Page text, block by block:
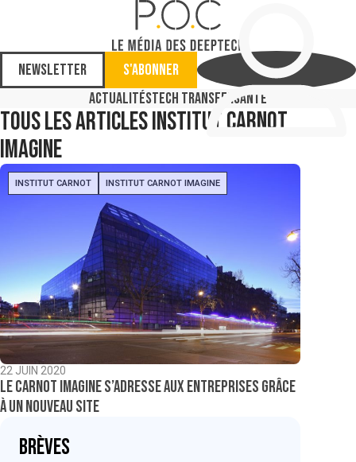
Newsletter
S'abonner
ActualitésTech TransferSanté
Tous les articlesInstitut Carnot
Imagine
INSTITUT CARNOT INSTITUT CARNOT IMAGINE
22 JUIN 2020
Le Carnot Imagine s’adresse aux entreprises grâce
à un nouveau site
Brèves